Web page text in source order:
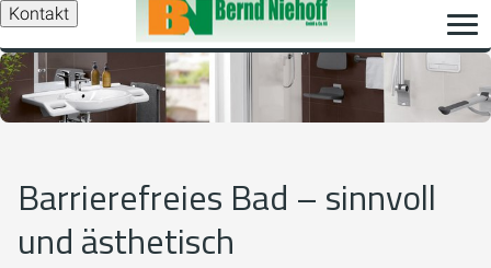
Kontakt
Barrierefreies Bad – sinnvoll
und ästhetisch